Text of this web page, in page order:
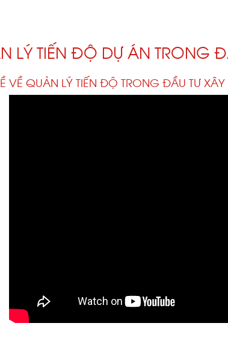
LÝ TIẾN ĐỘ DỰ ÁN TRONG
VỀ QUẢN LÝ TIẾN ĐỘ TRONG ĐẦU TƯ